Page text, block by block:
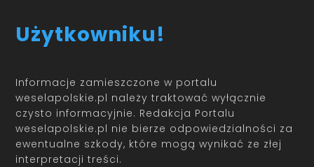
Użytkowniku!
Informacje zamieszczone w portalu
weselapolskie.pl należy traktować wyłącznie
czysto informacyjnie. Redakcja Portalu
weselapolskie.pl nie bierze odpowiedzialności za
ewentualne szkody, które mogą wynikać ze złej
interpretacji treści.